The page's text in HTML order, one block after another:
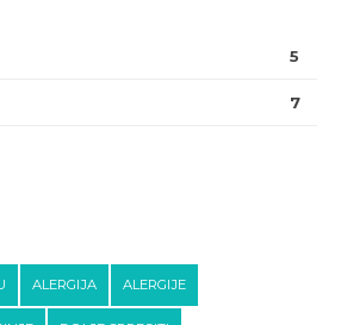
5
7
ALERGIJA ALERGIJE